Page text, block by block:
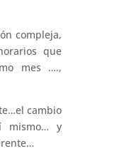
compleja,
que
mes ….,
cambio
mismo… y